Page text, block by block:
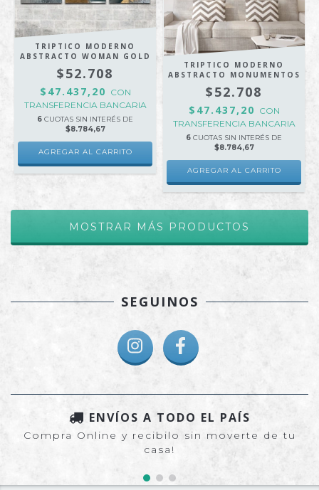
TRIPTICO MODERNO
ABSTRACTO WOMAN GOLD
$52.708
$47.437,20 CON
TRANSFERENCIA BANCARIA
6 CUOTAS SIN INTERÉS DE
$8.784,67
AGREGAR AL CARRITO
TRIPTICO MODERNO
ABSTRACTO MONUMENTOS
$52.708
$47.437,20 CON
TRANSFERENCIA BANCARIA
6 CUOTAS SIN INTERÉS DE
$8.784,67
AGREGAR AL CARRITO
MOSTRAR MÁS PRODUCTOS
SEGUINOS
ENVÍOS A TODO EL PAÍS
Compra Online y recibilo sin moverte de tu
casa!